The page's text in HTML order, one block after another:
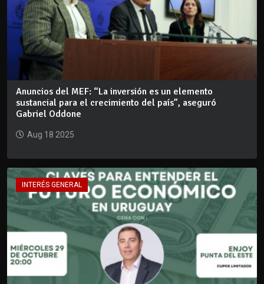
Anuncios del MEF: “La inversión es un elemento
sustancial para el crecimiento del país”, aseguró
Gabriel Oddone
Aug 18 2025
INTERÉS GENERAL